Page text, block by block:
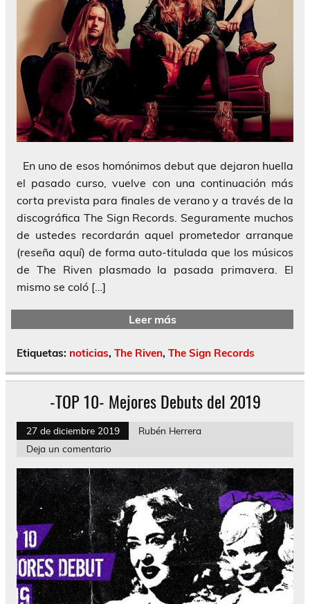
En uno de esos homónimos debut que dejaron huella
el pasado curso, vuelve con una continuación más
corta prevista para finales de verano y a través de la
discográfica The Sign Records. Seguramente muchos
de ustedes recordarán aquel prometedor arranque
(reseña aquí) de forma auto-titulada que los músicos
de The Riven plasmado la pasada primavera. El
mismo se coló […]
Leer más
Etiquetas: noticias, The Riven, The Sign Records
-TOP 10- Mejores Debuts del 2019
27 de diciembre 2019
Rubén Herrera
Deja un comentario